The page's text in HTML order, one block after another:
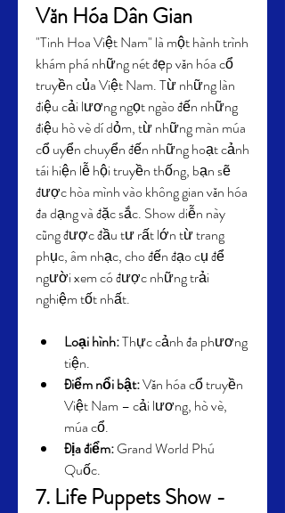
Văn Hóa Dân Gian
"Tinh Hoa Việt Nam" là một hành trình
khám phá những nét đẹp văn hóa cổ
truyền của Việt Nam. Từ những làn
điệu cải lương ngọt ngào đến những
điệu hò vè dí dỏm, từ những màn múa
cổ uyển chuyển đến những hoạt cảnh
tái hiện lễ hội truyền thống, bạn sẽ
được hòa mình vào không gian văn hóa
đa dạng và đặc sắc. Show diễn này
cũng được đầu tư rất lớn từ trang
phục, âm nhạc, cho đến đạo cụ để
người xem có được những trải
nghiệm tốt nhất.
Loại hình: Thực cảnh đa phương
tiện.
Điểm nổi bật: Văn hóa cổ truyền
Việt Nam – cải lương, hò vè,
múa cổ.
Địa điểm: Grand World Phú
Quốc.
7. Life Puppets Show -